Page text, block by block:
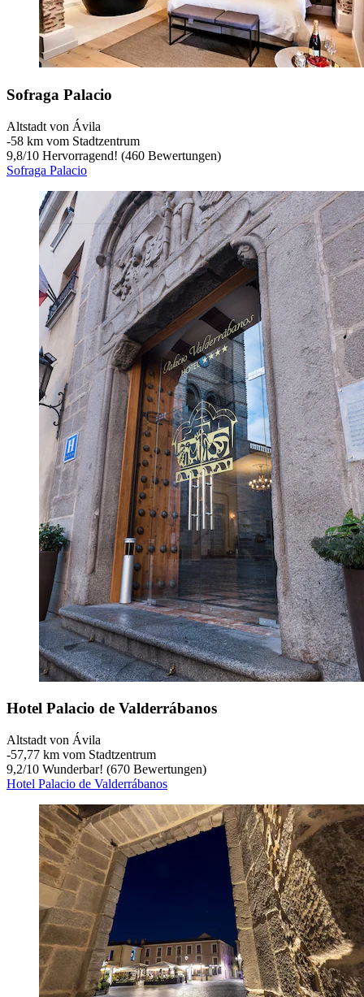
Sofraga Palacio
Altstadt von Ávila
‐58 km vom Stadtzentrum
9,8/10 Hervorragend! (460 Bewertungen)
Sofraga Palacio
Hotel Palacio de Valderrábanos
Altstadt von Ávila
‐57,77 km vom Stadtzentrum
9,2/10 Wunderbar! (670 Bewertungen)
Hotel Palacio de Valderrábanos